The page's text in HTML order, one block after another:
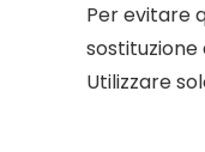
Per evitare
Utilizzare